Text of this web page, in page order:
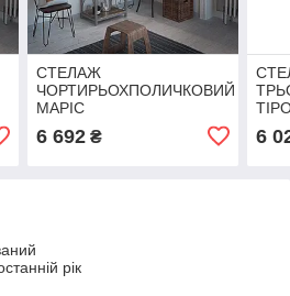
СТЕЛАЖ
ЧОРТИРЬОХПОЛИЧКОВИЙ
МАРІС
6 692₴ 6
рік